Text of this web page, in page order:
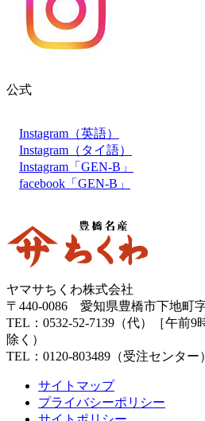
公式
Instagram（英語）
Instagram（タイ語）
Instagram「GEN-B」
facebook「GEN-B」
ヤマサちくわ株式会社
〒440-0086 愛知県豊橋市下地町
TEL：0532-52-7139（代）［午前9
除く）
TEL：0120-803489（受注センター
サイトマップ
プライバシーポリシー